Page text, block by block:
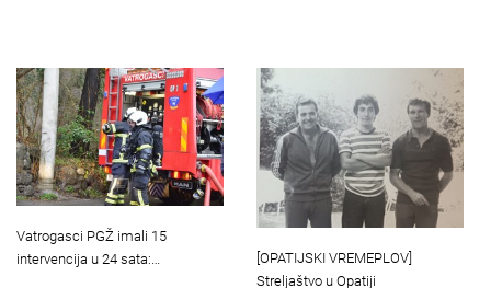
Vatrogasci PGŽ imali 15
intervencija u 24 sata:…
[OPATIJSKI VREMEPLOV]
Streljaštvo u Opatiji